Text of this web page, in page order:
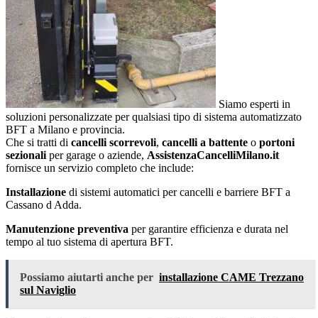
Siamo esperti in
soluzioni personalizzate per qualsiasi tipo di sistema automatizzato
BFT a Milano e provincia.
Che si tratti di cancelli scorrevoli, cancelli a battente o portoni
sezionali per garage o aziende, AssistenzaCancelliMilano.it
fornisce un servizio completo che include:
Installazione di sistemi automatici per cancelli e barriere BFT a
Cassano d Adda.
Manutenzione preventiva per garantire efficienza e durata nel
tempo al tuo sistema di apertura BFT.
Possiamo aiutarti anche per installazione CAME Trezzano
sul Naviglio